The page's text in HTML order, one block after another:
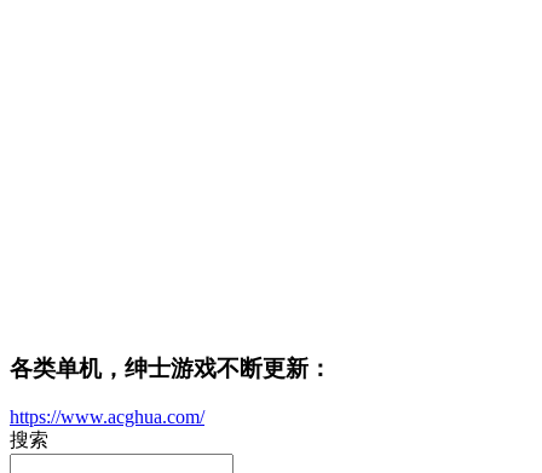
各类单机，绅士游戏不断更新：
https://www.acghua.com/
搜索